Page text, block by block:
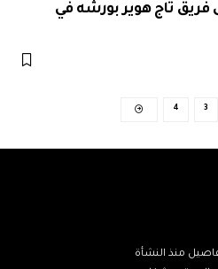
فريق تاج هوير بورشه في
3
4
منذ النشأة